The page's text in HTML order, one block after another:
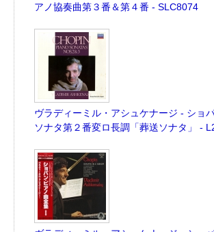
アノ協奏曲第３番＆第４番 - SLC8074
ヴラディーミル・アシュケナージ - ショ
ソナタ第２番変ロ長調「葬送ソナタ」 -